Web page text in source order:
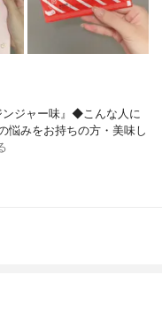
ジャー味』◆こんな人に
悩みをお持ちの方・美味し